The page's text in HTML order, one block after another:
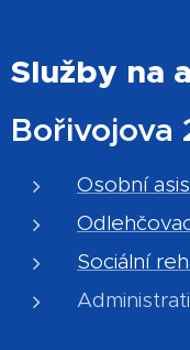
Služby na
Bořivojova
Osobní
Sociální